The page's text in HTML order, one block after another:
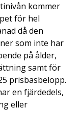
kommer
för hel
då den
som inte har
på ålder,
samt för
prisbasbelopp.
en fjärdedels,
eller